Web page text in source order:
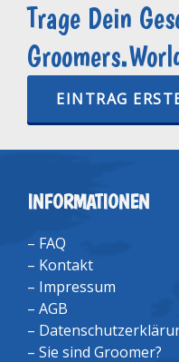
Trage Dein
EINTRAG
INFORMATIONEN
– FAQ
– Kontakt
– Impressum
– AGB
–
– Sie sind Groomer?